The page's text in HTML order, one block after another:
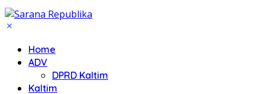
Home
ADV
DPRD Kaltim
Kaltim